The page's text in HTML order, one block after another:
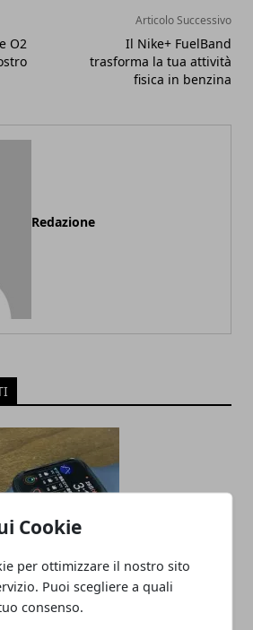
Cookie
per ottimizzare il nostro sito
Puoi scegliere a quali
consenso.
O2
Articolo Successivo
Il Nike+ FuelBand
trasforma la tua attività
fisica in benzina
Redazione
e Apple Watch Ultra
processore